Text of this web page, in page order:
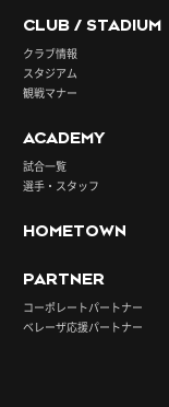
CLUB / STADIUM
クラブ情報
スタジアム
観戦マナー
ACADEMY
試合一覧
選手・スタッフ
HOMETOWN
PARTNER
コーポレートパートナー
ベレーザ応援パートナー